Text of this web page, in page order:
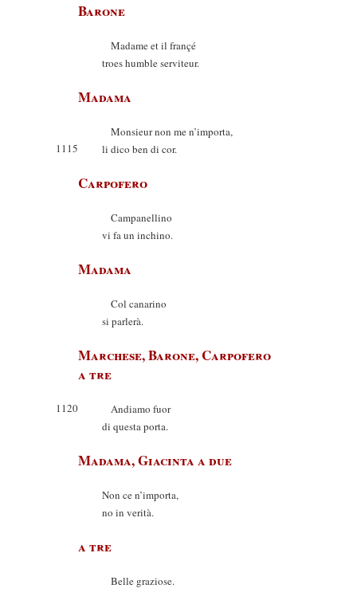
Barone
Madame et il françé
troes humble serviteur.
Madama
Monsieur non me n’importa,
1115
li dico ben di cor.
Carpofero
Campanellino
vi fa un inchino.
Madama
Col canarino
si parlerà.
Marchese, Barone, Carpofero
a tre
1120
Andiamo fuor
di questa porta.
Madama, Giacinta a due
Non ce n’importa,
no in verità.
a tre
Belle graziose.